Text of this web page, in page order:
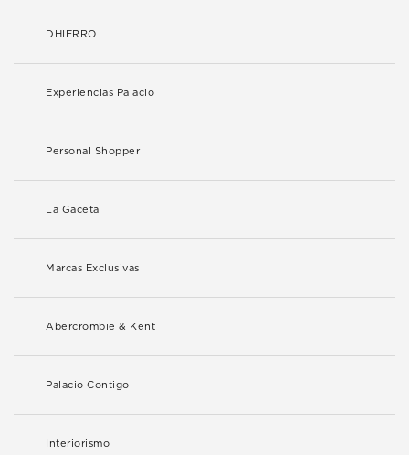
DHIERRO
Experiencias Palacio
Personal Shopper
La Gaceta
Marcas Exclusivas
Abercrombie & Kent
Palacio Contigo
Interiorismo